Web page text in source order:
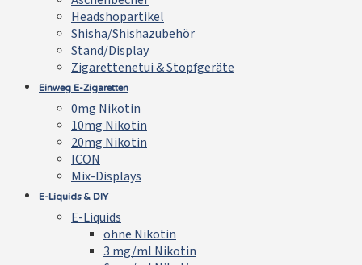
Headshopartikel
Shisha/Shishazubehör
Stand/Display
Zigarettenetui & Stopfgeräte
Einweg E-Zigaretten
0mg Nikotin
10mg Nikotin
20mg Nikotin
ICON
Mix-Displays
E-Liquids & DIY
E-Liquids
ohne Nikotin
3 mg/ml Nikotin